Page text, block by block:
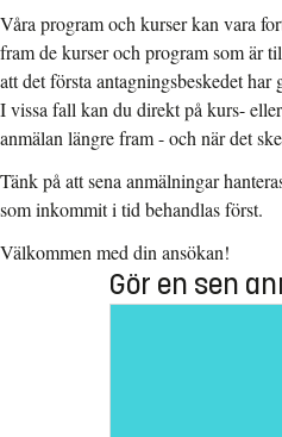
Våra program och kurser kan vara
fram de kurser och program som är
att det första antagningsbeskedet
I vissa fall kan du direkt på kurs-
anmälan längre fram - och när det
Tänk på att sena anmälningar
som inkommit i tid behandlas först.
Välkommen med din ansökan!
Gör en sen